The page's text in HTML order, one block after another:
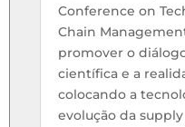
Conference on
Chain
promover o
científica e a
colocando a
evolução da